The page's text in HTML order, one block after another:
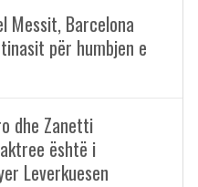
Messit, Barcelona
për humbjen e
dhe Zanetti
është i
Leverkuesen